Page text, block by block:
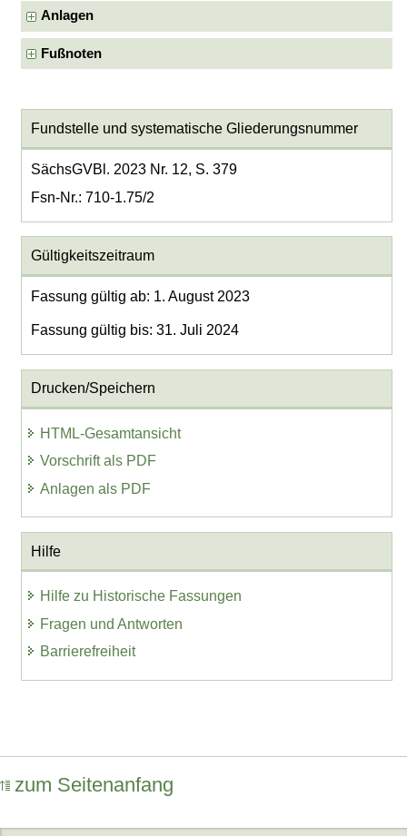
Anlagen
Fußnoten
Fundstelle und systematische Gliederungsnummer
SächsGVBl. 2023 Nr. 12, S. 379
Fsn-Nr.: 710-1.75/2
Gültigkeitszeitraum
Fassung gültig ab: 1. August 2023
Fassung gültig bis: 31. Juli 2024
Drucken/Speichern
HTML-Gesamtansicht
Vorschrift als PDF
Anlagen als PDF
Hilfe
Hilfe zu Historische Fassungen
Fragen und Antworten
Barrierefreiheit
zum Seitenanfang